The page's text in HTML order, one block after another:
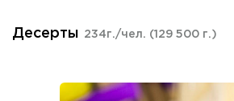
Десерты 234г./чел. (129 500 г.)